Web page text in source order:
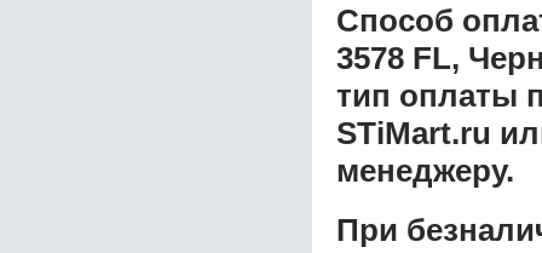
Способ
3578 FL,
тип оплаты
STiMart.ru
менеджеру.
При